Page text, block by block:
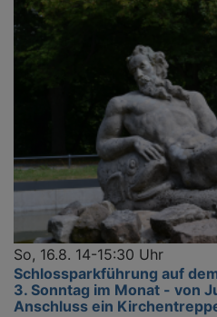
So, 16.8. 14-15:30 Uhr
Schlossparkführung auf
3. Sonntag im Monat - von
Anschluss ein